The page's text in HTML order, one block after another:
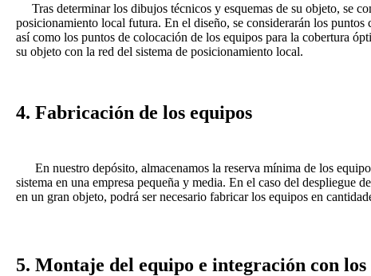
Tras determinar los dibujos técnicos y esquemas de su objeto, se
posicionamiento local futura. En el diseño, se considerarán los puntos
así como los puntos de colocación de los equipos para la cobertura
su objeto con la red del sistema de posicionamiento local.
4. Fabricación de los equipos
En nuestro depósito, almacenamos la reserva mínima de los
sistema en una empresa pequeña y media. En el caso del despliegue
en un gran objeto, podrá ser necesario fabricar los equipos en
5. Montaje del equipo e integración con los